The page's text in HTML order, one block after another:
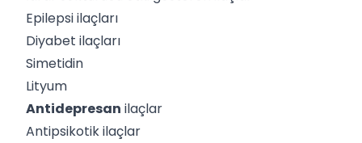
Epilepsi ilaçları
Diyabet ilaçları
Simetidin
Lityum
Antidepresan ilaçlar
Antipsikotik ilaçlar